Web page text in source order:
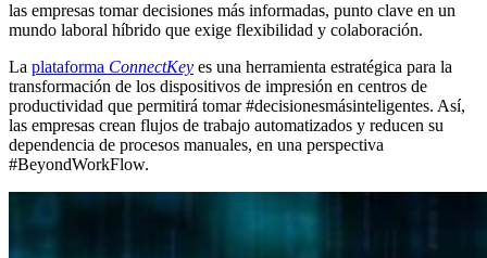
las empresas tomar decisiones más informadas, punto clave en un
mundo laboral híbrido que exige flexibilidad y colaboración.
La plataforma ConnectKey es una herramienta estratégica para la
transformación de los dispositivos de impresión en centros de
productividad que permitirá tomar #decisionesmásinteligentes. Así,
las empresas crean flujos de trabajo automatizados y reducen su
dependencia de procesos manuales, en una perspectiva
#BeyondWorkFlow.